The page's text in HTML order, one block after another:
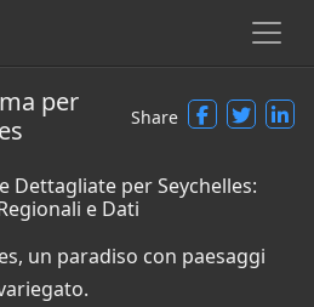
per
Share
Dettagliate per Seychelles:
e Dati
un paradiso con paesaggi